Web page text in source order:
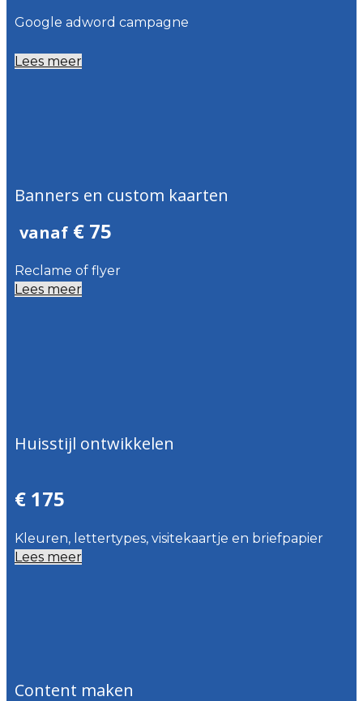
Google adword campagne
Lees meer
Banners en custom kaarten
vanaf € 75
Reclame of flyer
Lees meer
Huisstijl ontwikkelen
€ 175
Kleuren, lettertypes, visitekaartje en briefpapier
Lees meer
Content maken